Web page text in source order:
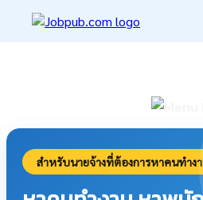
สำหรับนายจ้างที่ต้องการหาคนทำง